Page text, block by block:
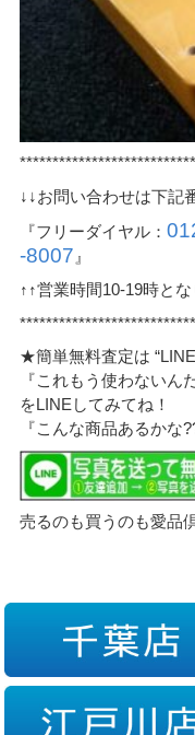
↓↓お問い合わせは下記
『フリーダイヤル：
-8007 』
↑↑営業時間10-19時と
★簡単無料査定は
『これもう使わないん
をLINEしてみてね！
『こんな商品あるかな
売るのも買うのも愛品